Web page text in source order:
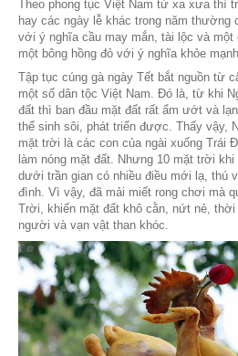
mạnh. Vậytập tục cúng gà
về ý nghĩa tốt lành của tập tục
phá ngay sau đây nhé!
Tại sao phải dùng gà để
Theo phong tục Việt Nam từ
hay các ngày lễ khác trong
với ý nghĩa cầu may mắn, tài
một bông hồng đỏ với ý nghĩa
Tập tục cúng gà ngày Tết bắt
một số dân tộc Việt Nam. Đó
đất thì ban đầu mặt đất rất ẩm
thể sinh sôi, phát triển được.
mặt trời là các con của ngài
làm nóng mặt đất. Nhưng 10
dưới trần gian có nhiều điều
đình. Vì vậy, đã mải miết rong